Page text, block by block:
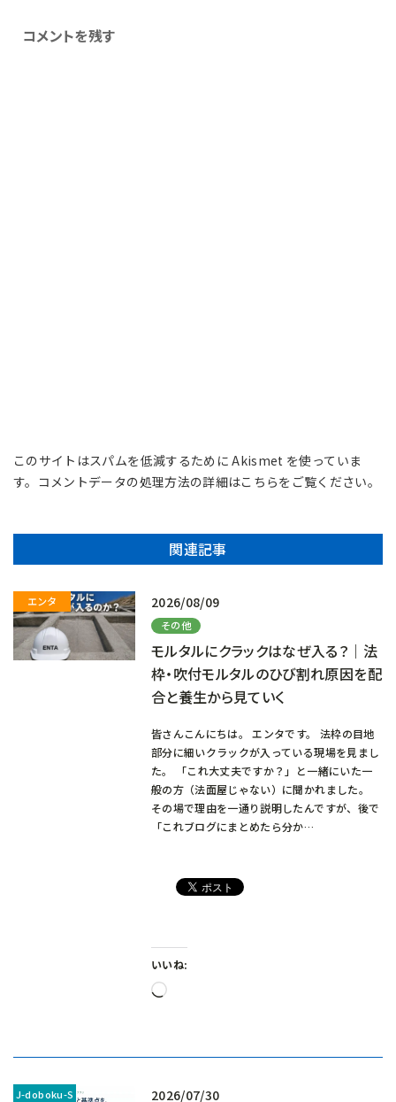
コメントを残す
このサイトはスパムを低減するために Akismet を使っていま
す。 コメントデータの処理方法の詳細はこちらをご覧ください。
関連記事
2026/08/09
その他
モルタルにクラックはなぜ入る？｜法
枠・吹付モルタルのひび割れ原因を配
合と養生から見ていく
皆さんこんにちは。 エンタです。 法枠の目地
部分に細いクラックが入っている現場を見まし
た。 「これ大丈夫ですか？」と一緒にいた一
般の方（法面屋じゃない）に聞かれました。
その場で理由を一通り説明したんですが、後で
「これブログにまとめたら分か…
いいね:
読
2026/07/30